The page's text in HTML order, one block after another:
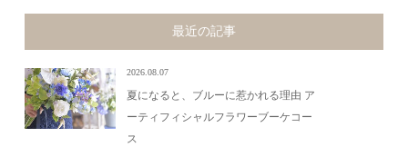
最近の記事
2026.08.07
夏になると、ブルーに惹かれる理由 ア
ーティフィシャルフラワーブーケコー
ス